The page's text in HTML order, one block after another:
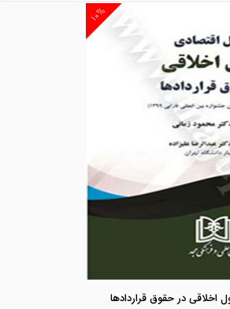
۱۰%
اخلاقی در حقوق قراردادها